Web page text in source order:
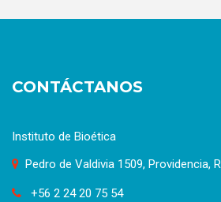
CONTÁCTANOS
Instituto de Bioética
Pedro de Valdivia 1509, Providencia,
+56 2 24 20 75 54